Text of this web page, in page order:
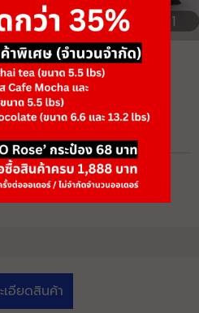
1/1
PRESS
เอียดสินค้า